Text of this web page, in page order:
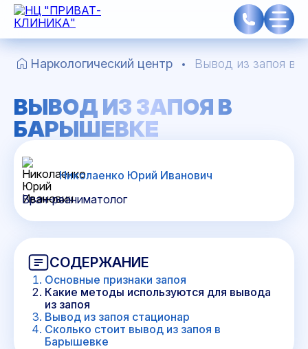
Наркологический центр Вывод из запоя в
ВЫВОД ИЗ ЗАПОЯ В
БАРЫШЕВКЕ
Николаенко Юрий Иванович
Врач-реаниматолог
СОДЕРЖАНИЕ
Основные признаки запоя
Какие методы используются для вывода
из запоя
Вывод из запоя стационар
Сколько стоит вывод из запоя в
Барышевке